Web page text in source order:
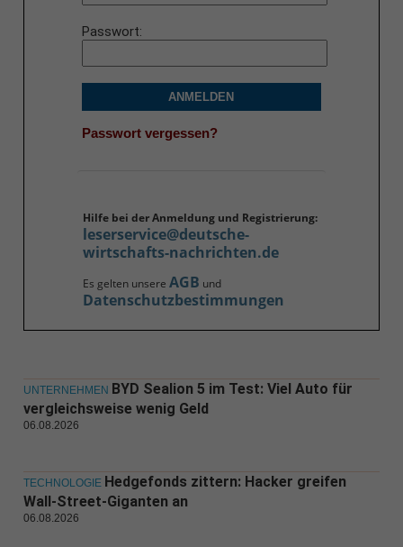
Passwort
ANMELDEN
Passwort vergessen?
Hilfe bei der Anmeldung und Registrierung:
leserservice@deutsche-
wirtschafts-nachrichten.de
Es gelten unsere AGB und
Datenschutzbestimmungen
UNTERNEHMEN BYD Sealion 5 im Test: Viel Auto für
vergleichsweise wenig Geld
06.08.2026
TECHNOLOGIE Hedgefonds zittern: Hacker greifen
Wall-Street-Giganten an
06.08.2026